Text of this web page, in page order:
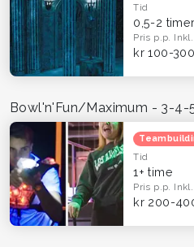
Tid
0,5-2 timer
Pris p.p.
kr 100-300
Bowl'n'Fun/Maximum - 3-4-
Tid
1+ time
Pris p.p.
kr 200-